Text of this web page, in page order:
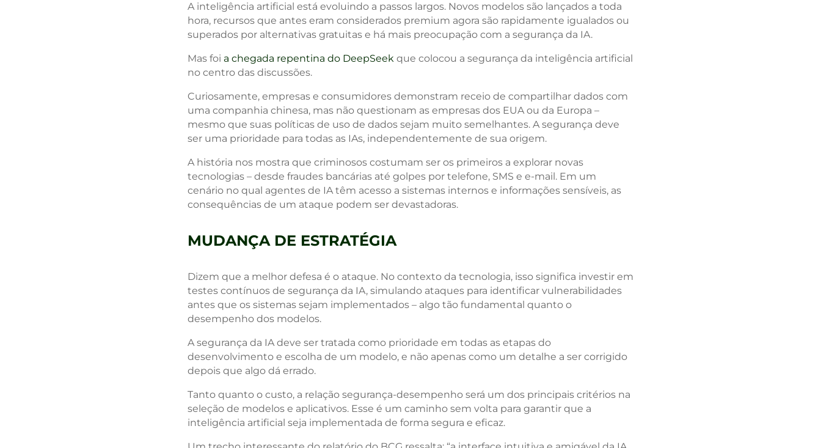
A inteligência artificial está evoluindo a passos largos. Novos modelos são lançados a toda
hora, recursos que antes eram considerados premium agora são rapidamente igualados ou
superados por alternativas gratuitas e há mais preocupação com a segurança da IA.
Mas foi a chegada repentina do DeepSeek que colocou a segurança da inteligência artificial
no centro das discussões.
Curiosamente, empresas e consumidores demonstram receio de compartilhar dados com
uma companhia chinesa, mas não questionam as empresas dos EUA ou da Europa –
mesmo que suas políticas de uso de dados sejam muito semelhantes. A segurança deve
ser uma prioridade para todas as IAs, independentemente de sua origem.
A história nos mostra que criminosos costumam ser os primeiros a explorar novas
tecnologias – desde fraudes bancárias até golpes por telefone, SMS e e-mail. Em um
cenário no qual agentes de IA têm acesso a sistemas internos e informações sensíveis, as
consequências de um ataque podem ser devastadoras.
MUDANÇA DE ESTRATÉGIA
Dizem que a melhor defesa é o ataque. No contexto da tecnologia, isso significa investir em
testes contínuos de segurança da IA, simulando ataques para identificar vulnerabilidades
antes que os sistemas sejam implementados – algo tão fundamental quanto o
desempenho dos modelos.
A segurança da IA deve ser tratada como prioridade em todas as etapas do
desenvolvimento e escolha de um modelo, e não apenas como um detalhe a ser corrigido
depois que algo dá errado.
Tanto quanto o custo, a relação segurança-desempenho será um dos principais critérios na
seleção de modelos e aplicativos. Esse é um caminho sem volta para garantir que a
inteligência artificial seja implementada de forma segura e eficaz.